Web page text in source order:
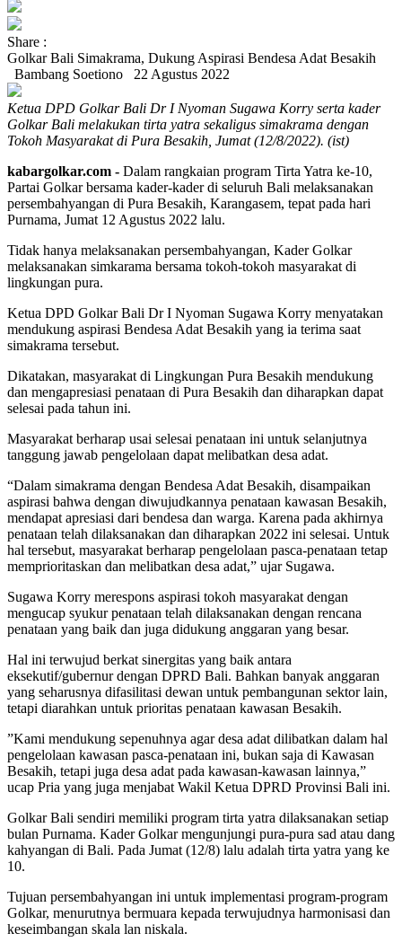
Share :
Golkar Bali Simakrama, Dukung Aspirasi Bendesa Adat Besakih
Bambang Soetiono
22 Agustus 2022
Ketua DPD Golkar Bali Dr I Nyoman Sugawa Korry serta kader
Golkar Bali melakukan tirta yatra sekaligus simakrama dengan
Tokoh Masyarakat di Pura Besakih, Jumat (12/8/2022). (ist)
kabargolkar.com - Dalam rangkaian program Tirta Yatra ke-10,
Partai Golkar bersama kader-kader di seluruh Bali melaksanakan
persembahyangan di Pura Besakih, Karangasem, tepat pada hari
Purnama, Jumat 12 Agustus 2022 lalu.
Tidak hanya melaksanakan persembahyangan, Kader Golkar
melaksanakan simkarama bersama tokoh-tokoh masyarakat di
lingkungan pura.
Ketua DPD Golkar Bali Dr I Nyoman Sugawa Korry menyatakan
mendukung aspirasi Bendesa Adat Besakih yang ia terima saat
simakrama tersebut.
Dikatakan, masyarakat di Lingkungan Pura Besakih mendukung
dan mengapresiasi penataan di Pura Besakih dan diharapkan dapat
selesai pada tahun ini.
Masyarakat berharap usai selesai penataan ini untuk selanjutnya
tanggung jawab pengelolaan dapat melibatkan desa adat.
“Dalam simakrama dengan Bendesa Adat Besakih, disampaikan
aspirasi bahwa dengan diwujudkannya penataan kawasan Besakih,
mendapat apresiasi dari bendesa dan warga. Karena pada akhirnya
penataan telah dilaksanakan dan diharapkan 2022 ini selesai. Untuk
hal tersebut, masyarakat berharap pengelolaan pasca-penataan tetap
memprioritaskan dan melibatkan desa adat,” ujar Sugawa.
Sugawa Korry merespons aspirasi tokoh masyarakat dengan
mengucap syukur penataan telah dilaksanakan dengan rencana
penataan yang baik dan juga didukung anggaran yang besar.
Hal ini terwujud berkat sinergitas yang baik antara
eksekutif/gubernur dengan DPRD Bali. Bahkan banyak anggaran
yang seharusnya difasilitasi dewan untuk pembangunan sektor lain,
tetapi diarahkan untuk prioritas penataan kawasan Besakih.
”Kami mendukung sepenuhnya agar desa adat dilibatkan dalam hal
pengelolaan kawasan pasca-penataan ini, bukan saja di Kawasan
Besakih, tetapi juga desa adat pada kawasan-kawasan lainnya,”
ucap Pria yang juga menjabat Wakil Ketua DPRD Provinsi Bali ini.
Golkar Bali sendiri memiliki program tirta yatra dilaksanakan setiap
bulan Purnama. Kader Golkar mengunjungi pura-pura sad atau dang
kahyangan di Bali. Pada Jumat (12/8) lalu adalah tirta yatra yang ke
10.
Tujuan persembahyangan ini untuk implementasi program-program
Golkar, menurutnya bermuara kepada terwujudnya harmonisasi dan
keseimbangan skala lan niskala.